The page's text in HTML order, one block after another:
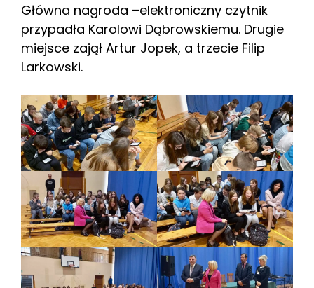
Główna nagroda –elektroniczny czytnik
przypadła Karolowi Dąbrowskiemu. Drugie
miejsce zajął Artur Jopek, a trzecie Filip
Larkowski.